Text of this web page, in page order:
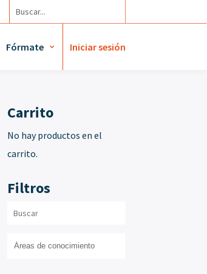
Fórmate Iniciar sesión
Carrito
No hay productos en el
carrito.
Filtros